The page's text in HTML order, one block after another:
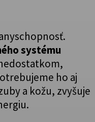
systému
ho aj
a kožu, zvyšuje